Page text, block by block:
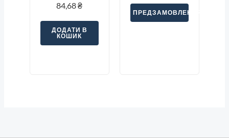
84,68₴
ДОДАТИ В
КОШИК
ПРЕДЗАМОВЛЕННЯ